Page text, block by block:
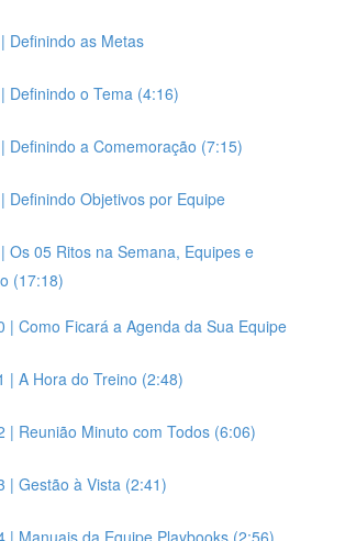
Definindo as Metas
Definindo o Tema (4:16)
Definindo a Comemoração (7:15)
Definindo Objetivos por Equipe
Os 05 Ritos na Semana, Equipes e
(17:18)
| Como Ficará a Agenda da Sua Equipe
| A Hora do Treino (2:48)
| Reunião Minuto com Todos (6:06)
| Gestão à Vista (2:41)
| Manuais da Equipe Playbooks (2:56)